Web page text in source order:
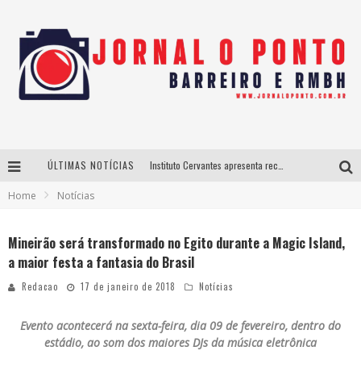
ÚLTIMAS NOTÍCIAS
Home Notícias
Mineirão será transformado no Egito durante a Magic Island,
a maior festa a fantasia do Brasil
Redacao 17 de janeiro de 2018 Notícias
Evento acontecerá na sexta-feira, dia 09 de fevereiro, dentro do
estádio, ao som dos maiores DJs da música eletrônica